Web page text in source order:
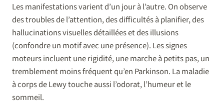
Les manifestations varient d’un jour à l’autre. On observe
des troubles de l’attention, des difficultés à planifier, des
hallucinations visuelles détaillées et des illusions
(confondre un motif avec une présence). Les signes
moteurs incluent une rigidité, une marche à petits pas, un
tremblement moins fréquent qu’en Parkinson. La maladie
à corps de Lewy touche aussi l’odorat, l’humeur et le
sommeil.